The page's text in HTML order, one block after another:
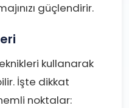
güçlendirir.
kullanarak
İşte dikkat
noktalar: